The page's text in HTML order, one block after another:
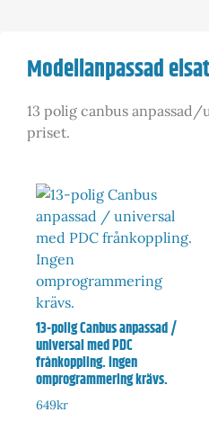
Modellanpassad
13 polig canbus
priset.
13-polig Canbus anpassad /
universal med PDC
frånkoppling. Ingen
omprogrammering krävs.
649kr